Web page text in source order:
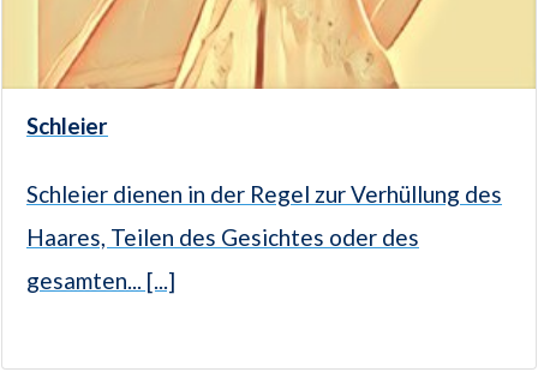
Schleier
Schleier dienen in der Regel zur Verhüllung des
Haares, Teilen des Gesichtes oder des
gesamten... [...]